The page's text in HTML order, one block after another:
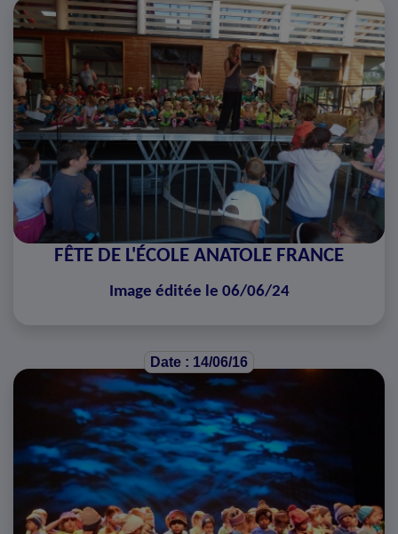
FÊTE DE L'ÉCOLE ANATOLE FRANCE
Image éditée le 06/06/24
Date : 14/06/16